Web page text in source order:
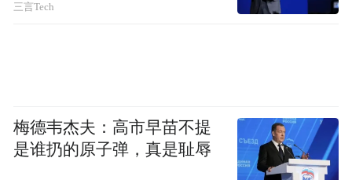
三言Tech
梅德韦杰夫：高市早苗不提
是谁扔的原子弹，真是耻辱